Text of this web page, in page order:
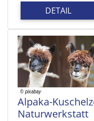
DETAIL
Alpaka-
Naturwerkstatt